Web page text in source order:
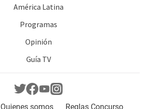
América Latina
Programas
Opinión
Guía TV
Quienes somos Reglas Concurso